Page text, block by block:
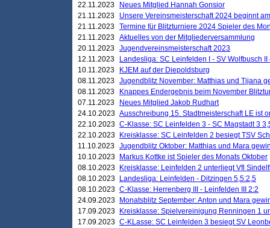
22.11.2023
Neues Mitglied Hannah Gonsior
21.11.2023
Unsere Vereinsmeisterschaft 2024 beginnt
21.11.2023 Termine für Blitzturniere 2024 Spieler des
21.11.2023 Aktuelles von der Mitgliederversammlung
20.11.2023 Jugendvereinsmeisterschaft 2023
12.11.2023
Landesliga: SC Leinfelden I - SV Wolfbusch II
10.11.2023
KJEM auf der Diepoldsburg
08.11.2023 Jugendblitz November: Matthias und Tijana
08.11.2023
Knappes Endergebnis beim November
07.11.2023
Neues Mitglied Jakob Rudhart
24.10.2023 Ausschreibung 15. Stadtmeisterschaft LE ist
22.10.2023 C-Klasse: SC Leinfelden 3 - SC Magstadt 3
22.10.2023
Kreisklasse: SC Leinfelden 2 besiegt TSV
11.10.2023 Jugendblitz Oktober: Matthias und Mara
10.10.2023
Markus Kottke ist Spieler des Monats Oktober
08.10.2023
Kreisklasse: Leinfelden 2 unterliegt Vfl
08.10.2023
Landesliga: Leinfelden - Ditzingen 5,5:2,5
08.10.2023 C-Klasse: Herrenberg III - Leinfelden III 2:2
24.09.2023
Monatsblitz September: Anton und Mara
17.09.2023
Kreisklasse: Spielvereinigung Renningen 1
17.09.2023 C-KLasse: SC Leinfelden 3 besiegt SV